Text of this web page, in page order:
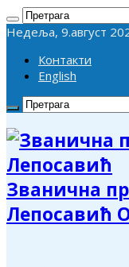
Недеља, 9.август
Контакти
English
Званична
Лепосавић